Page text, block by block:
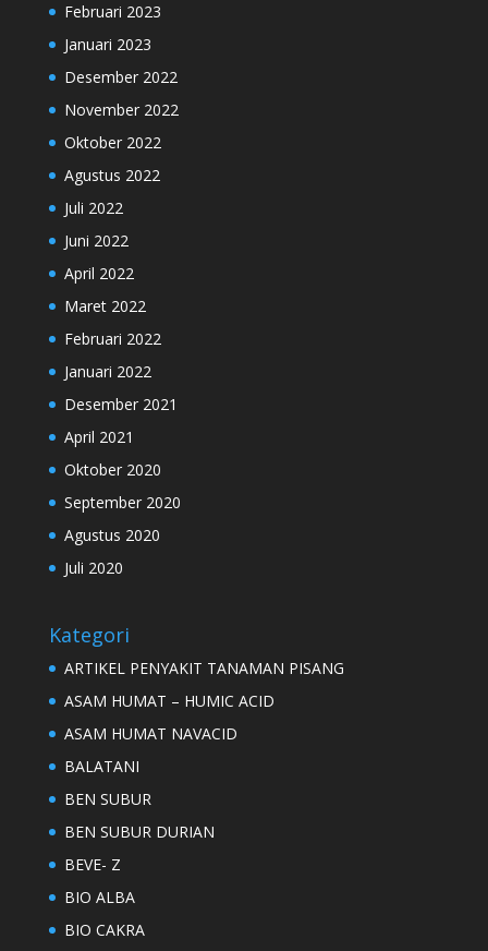
Februari 2023
Januari 2023
Desember 2022
November 2022
Oktober 2022
Agustus 2022
Juli 2022
Juni 2022
April 2022
Maret 2022
Februari 2022
Januari 2022
Desember 2021
April 2021
Oktober 2020
September 2020
Agustus 2020
Juli 2020
Kategori
ARTIKEL PENYAKIT TANAMAN PISANG
ASAM HUMAT – HUMIC ACID
ASAM HUMAT NAVACID
BALATANI
BEN SUBUR
BEN SUBUR DURIAN
BEVE- Z
BIO ALBA
BIO CAKRA